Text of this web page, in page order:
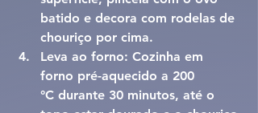
batido e decora com rodelas de
chouriço por cima.
Leva ao forno: Cozinha em
forno pré-aquecido a 200
°C durante 30 minutos, até o